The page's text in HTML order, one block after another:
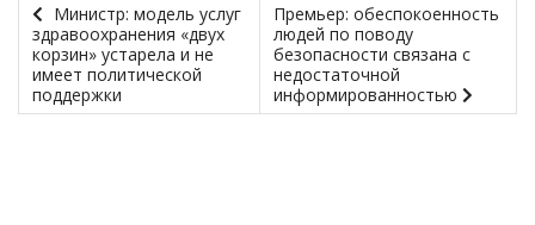
Министр: модель услуг
здравоохранения «двух
корзин» устарела и не
имеет политической
поддержки
Премьер: обеспокоенность
людей по поводу
безопасности связана с
недостаточной
информированностью